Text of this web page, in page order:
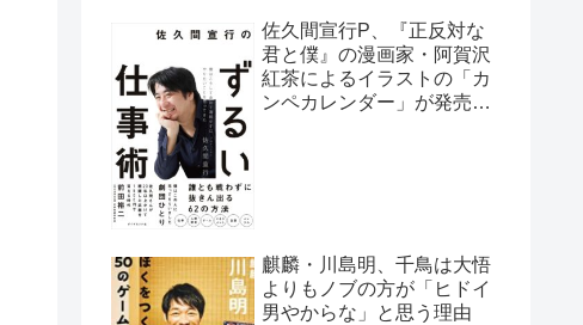
佐久間宣行P、『正反対な
君と僕』の漫画家・阿賀沢
紅茶によるイラストの「カ
ンペカレンダー」が発売予
麒麟・川島明、千鳥は大悟
よりもノブの方が「ヒドイ
男やからな」と思う理由